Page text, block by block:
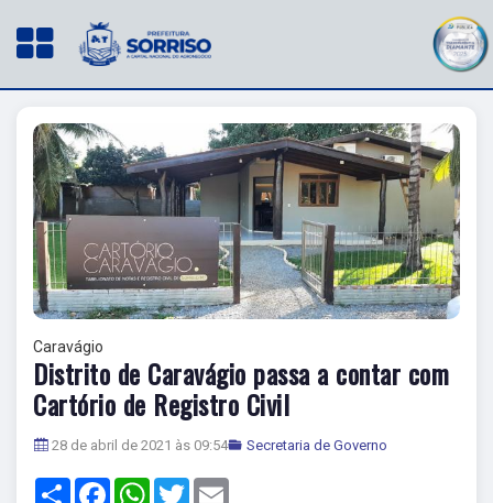
Caravágio
Distrito de Caravágio passa a contar com
Cartório de Registro Civil
28 de abril de 2021 às 09:54 Secretaria de Governo
Share FacebookWhatsApp
Twitter